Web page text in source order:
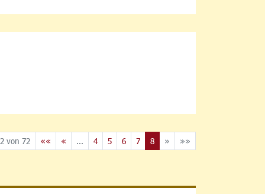
von 72 «« « ... 4 5 6 7 8 » »»